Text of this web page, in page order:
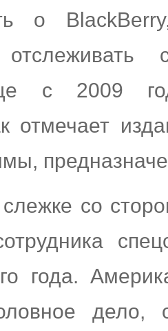
о
с 2009
отмечает
со
года.
дело,